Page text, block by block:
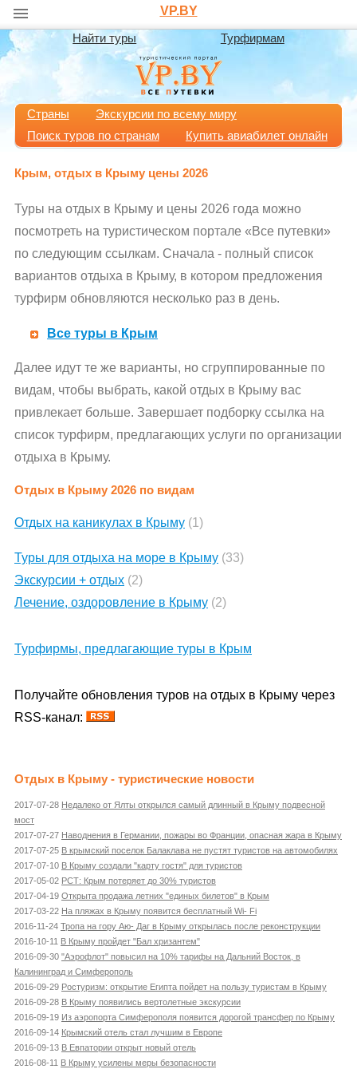
VP.BY
Найти туры Турфирмам
Страны
Экскурсии по всему миру
Поиск туров по странам
Купить авиабилет онлайн
Крым, отдых в Крыму цены 2026
Туры на отдых в Крыму и цены 2026 года можно
посмотреть на туристическом портале «Все путевки»
по следующим ссылкам. Сначала - полный список
вариантов отдыха в Крыму, в котором предложения
турфирм обновляются несколько раз в день.
Все туры в Крым
Далее идут те же варианты, но сгруппированные по
видам, чтобы выбрать, какой отдых в Крыму вас
привлекает больше. Завершает подборку ссылка на
список турфирм, предлагающих услуги по организации
отдыха в Крыму.
Отдых в Крыму 2026 по видам
Отдых на каникулах в Крыму (1)
Туры для отдыха на море в Крыму (33)
Экскурсии + отдых (2)
Лечение, оздоровление в Крыму (2)
Турфирмы, предлагающие туры в Крым
Получайте обновления туров на отдых в Крыму через
RSS-канал:
Отдых в Крыму - туристические новости
2017-07-28 Недалеко от Ялты открылся самый длинный в Крыму подвесной
мост
2017-07-27 Наводнения в Германии, пожары во Франции, опасная жара в Крыму
2017-07-25 В крымский поселок Балаклава не пустят туристов на автомобилях
2017-07-10 В Крыму создали "карту гостя" для туристов
2017-05-02 РСТ: Крым потеряет до 30% туристов
2017-04-19 Открыта продажа летних "единых билетов" в Крым
2017-03-22 На пляжах в Крыму появится бесплатный Wi- Fi
2016-11-24 Тропа на гору Аю- Даг в Крыму открылась после реконструкции
2016-10-11
В Крыму пройдет "Бал хризантем"
2016-09-30 "Аэрофлот" повысил на 10% тарифы на Дальний Восток, в
Калининград и Симферополь
2016-09-29 Ростуризм: открытие Египта пойдет на пользу туристам в Крыму
2016-09-28 В Крыму появились вертолетные экскурсии
2016-09-19 Из аэропорта Симферополя появится дорогой трансфер по Крыму
2016-09-14 Крымский отель стал лучшим в Европе
2016-09-13 В Евпатории открыт новый отель
2016-08-11
В Крыму усилены меры безопасности